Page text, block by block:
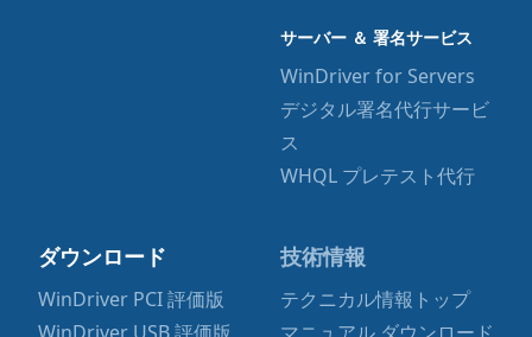
サーバー ＆ 署名サービス
WinDriver for Servers
デジタル署名代行サービ
ス
WHQL プレテスト代行
ダウンロード
WinDriver PCI 評価版
技術情報
テクニカル情報トップ